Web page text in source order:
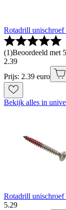
Rotadrill
(1)Beoordeeld met
2.39
Prijs: 2.39 euro
Bekijk alles in
Rotadrill
5.29